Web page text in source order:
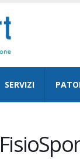
SERVIZI